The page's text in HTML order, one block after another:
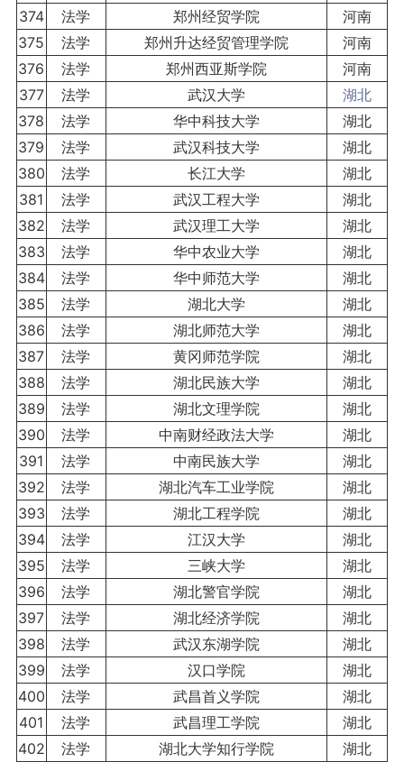
374
法学 郑州经贸学院
河南
375
法学 郑州升达经贸管理学院
河南
376
法学 郑州西亚斯学院
河南
377
法学 武汉大学
湖北
378
法学 华中科技大学
湖北
379
法学 武汉科技大学
湖北
380
法学 长江大学
湖北
381
法学 武汉工程大学
湖北
382
法学 武汉理工大学
湖北
383
法学 华中农业大学
湖北
384
法学 华中师范大学
湖北
385
法学 湖北大学
湖北
386
法学 湖北师范大学
湖北
387
法学 黄冈师范学院
湖北
388
法学 湖北民族大学
湖北
389
法学 湖北文理学院
湖北
390
法学 中南财经政法大学
湖北
391
法学 中南民族大学
湖北
392
法学 湖北汽车工业学院
湖北
393
法学 湖北工程学院
湖北
394
法学 江汉大学
湖北
395
法学 三峡大学
湖北
396
法学 湖北警官学院
湖北
397
法学 湖北经济学院
湖北
398
法学 武汉东湖学院
湖北
399
法学 汉口学院
湖北
400
法学 武昌首义学院
湖北
401
法学 武昌理工学院
湖北
402
法学 湖北大学知行学院
湖北